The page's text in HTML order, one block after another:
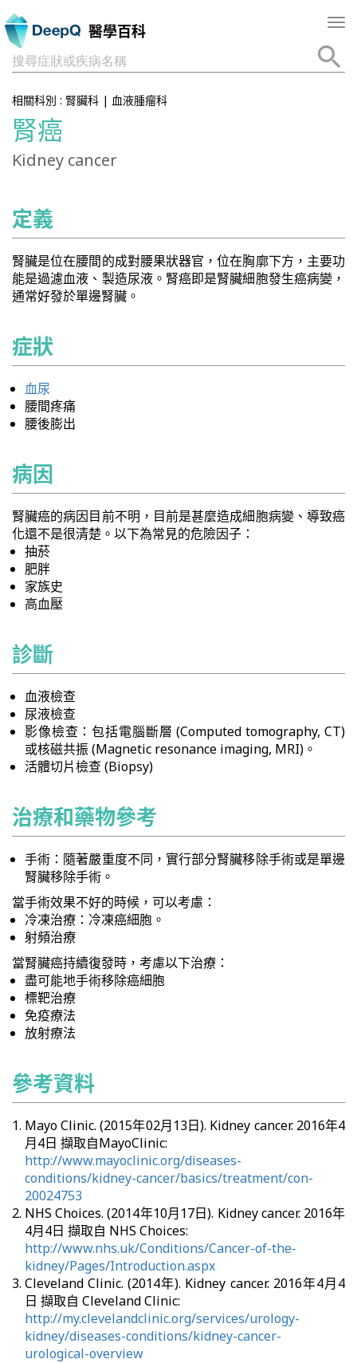
醫學百科
搜尋症狀或疾病名稱
相關科別 : 腎臟科 | 血液腫瘤科
腎癌
Kidney cancer
定義
腎臟是位在腰間的成對腰果狀器官，位在胸廓下方，主要功
能是過濾血液、製造尿液。腎癌即是腎臟細胞發生癌病變，
通常好發於單邊腎臟。
症狀
血尿
腰間疼痛
腰後膨出
病因
腎臟癌的病因目前不明，目前是甚麼造成細胞病變、導致癌
化還不是很清楚。以下為常見的危險因子：
抽菸
肥胖
家族史
高血壓
診斷
血液檢查
尿液檢查
影像檢查：包括電腦斷層 (Computed tomography, CT)
或核磁共振 (Magnetic resonance imaging, MRI)。
活體切片檢查 (Biopsy)
治療和藥物參考
手術：隨著嚴重度不同，實行部分腎臟移除手術或是單邊
腎臟移除手術。
當手術效果不好的時候，可以考慮：
冷凍治療：冷凍癌細胞。
射頻治療
當腎臟癌持續復發時，考慮以下治療：
盡可能地手術移除癌細胞
標靶治療
免疫療法
放射療法
參考資料
Mayo Clinic. (2015年02月13日). Kidney cancer. 2016年4
月4日 擷取自MayoClinic:
http://www.mayoclinic.org/diseases-
conditions/kidney-cancer/basics/treatment/con-
20024753
NHS Choices. (2014年10月17日). Kidney cancer. 2016年
4月4日 擷取自 NHS Choices:
http://www.nhs.uk/Conditions/Cancer-of-the-
kidney/Pages/Introduction.aspx
Cleveland Clinic. (2014年). Kidney cancer. 2016年4月4
日 擷取自 Cleveland Clinic:
http://my.clevelandclinic.org/services/urology-
kidney/diseases-conditions/kidney-cancer-
urological-overview